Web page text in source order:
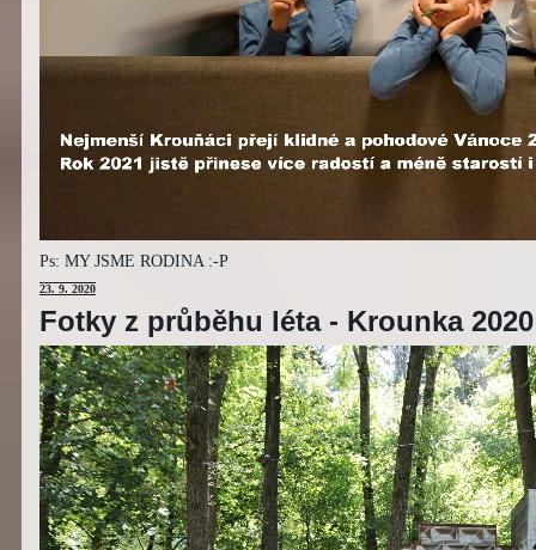
Ps: MY JSME RODINA :-P
23. 9. 2020
Fotky z průběhu léta - Krounka